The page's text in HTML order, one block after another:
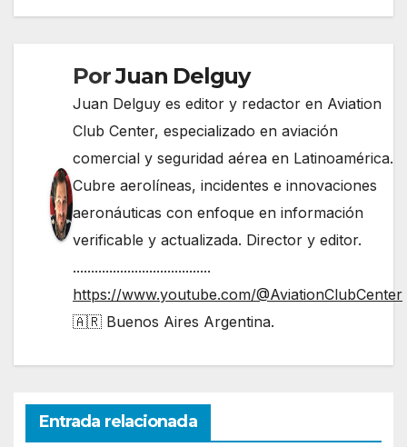
PorJuan Delguy
Juan Delguy es editor y redactor en Aviation
Club Center, especializado en aviación
comercial y seguridad aérea en Latinoamérica.
Cubre aerolíneas, incidentes e innovaciones
aeronáuticas con enfoque en información
verificable y actualizada. Director y editor.
......................................
https://www.youtube.com/@AviationClubCenter
🇦🇷 Buenos Aires Argentina.
Entrada relacionada